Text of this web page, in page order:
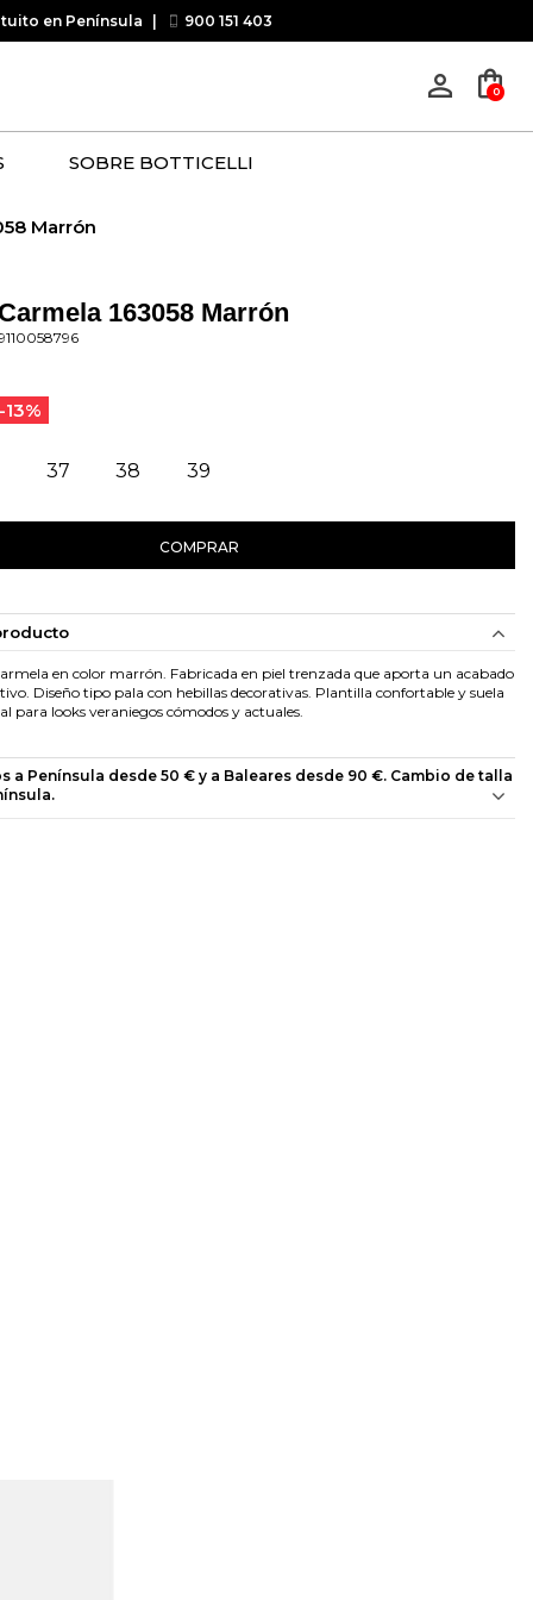
en Península 900 151 403
person_outline shopping_bag
0
SOBRE BOTTICELLI
Marrón
163058 Marrón
13%
37 38 39
COMPRAR
en color marrón. Fabricada en piel trenzada que aporta un acabado
Diseño tipo pala con hebillas decorativas. Plantilla confortable y suela
para looks veraniegos cómodos y actuales.
a Península desde 50 € y a Baleares desde 90 €. Cambio de talla